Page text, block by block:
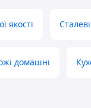
якості
домашні